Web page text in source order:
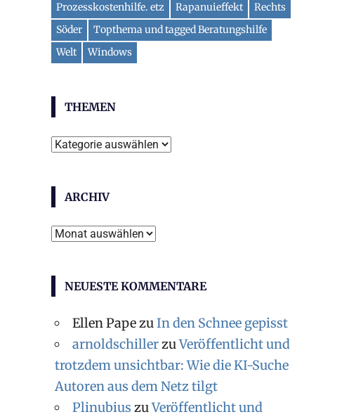
Prozesskostenhilfe. etz
Rapanuieffekt
Rechts
Söder
Topthema und tagged Beratungshilfe
Welt
Windows
THEMEN
Themen
ARCHIV
Archiv
NEUESTE KOMMENTARE
Ellen PapezuIn den Schnee gepisst
arnoldschillerzuVeröffentlicht und
trotzdem unsichtbar: Wie die KI-Suche
Autoren aus dem Netz tilgt
Plinubius zuVeröffentlicht und